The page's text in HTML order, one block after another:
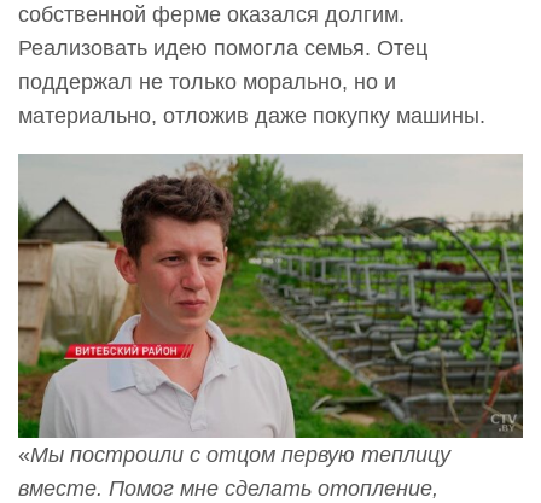
собственной ферме оказался долгим.
Реализовать идею помогла семья. Отец
поддержал не только морально, но и
материально, отложив даже покупку машины.
«Мы построили с отцом первую теплицу
вместе. Помог мне сделать отопление,